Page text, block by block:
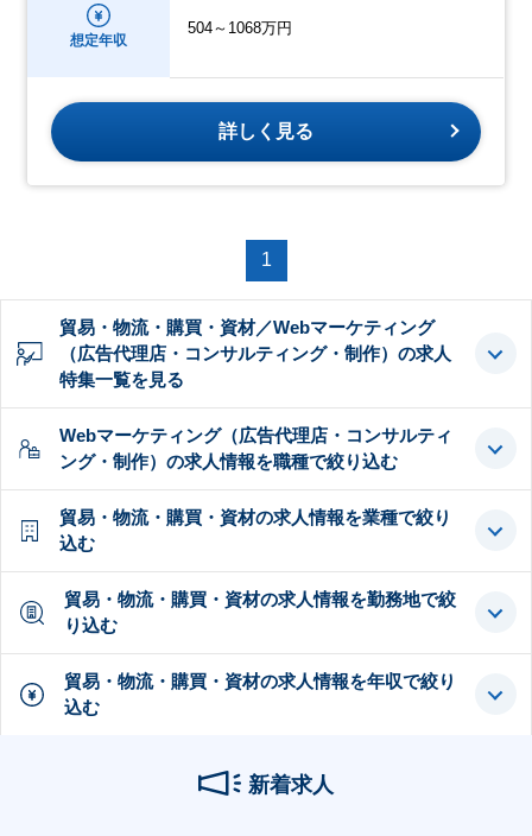
想定年収
504～1068万円
詳しく見る
1
貿易・物流・購買・資材／Webマーケティング
（広告代理店・コンサルティング・制作）の求人
特集一覧を見る
Webマーケティング（広告代理店・コンサルティ
ング・制作）の求人情報を職種で絞り込む
貿易・物流・購買・資材の求人情報を業種で絞り
込む
貿易・物流・購買・資材の求人情報を勤務地で絞
り込む
貿易・物流・購買・資材の求人情報を年収で絞り
込む
新着求人